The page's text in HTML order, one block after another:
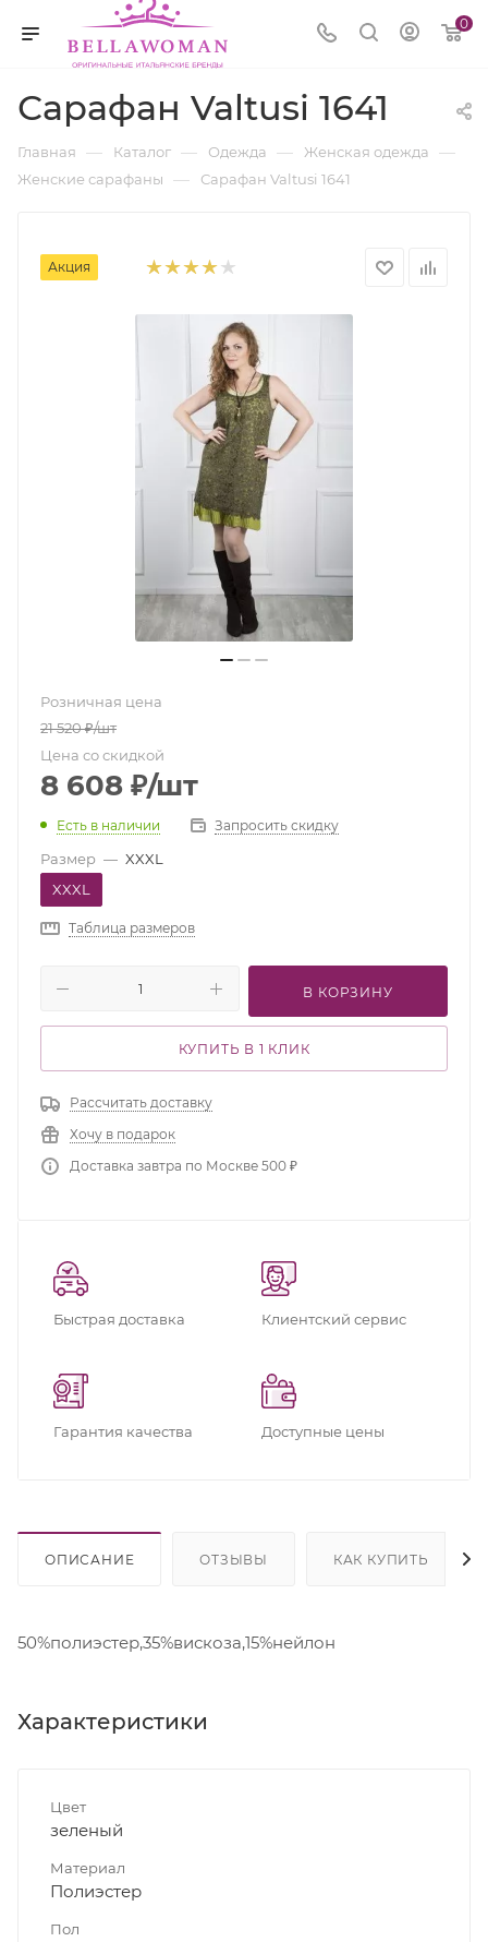
0
Сарафан Valtusi 1641
Главная — Каталог — Одежда — Женская одежда —
Женские сарафаны — Сарафан Valtusi 1641
Акция
Розничная цена
21 520₽/шт
Цена со скидкой
8 608 ₽/шт
Есть в наличии Запросить скидку
Размер — XXXL
XXXL
Таблица размеров
В КОРЗИНУ
КУПИТЬ В 1 КЛИК
Рассчитать доставку
Хочу в подарок
Доставка завтра по Москве 500 ₽
Быстрая доставка Клиентский сервис
Гарантия качества Доступные цены
ОПИСАНИЕ ОТЗЫВЫ КАК КУПИТЬ
50%полиэстер,35%вискоза,15%нейлон
Характеристики
Цвет
зеленый
Материал
Полиэстер
Пол